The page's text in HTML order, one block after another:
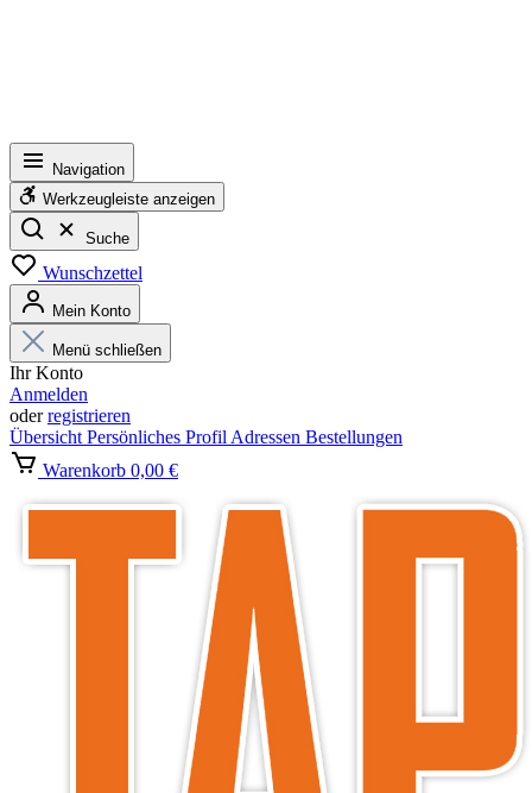
Navigation
Werkzeugleiste anzeigen
Suche
Wunschzettel
Mein Konto
Menü schließen
Ihr Konto
Anmelden
oderregistrieren
Übersicht Persönliches Profil Adressen Bestellungen
Warenkorb 0,00 €